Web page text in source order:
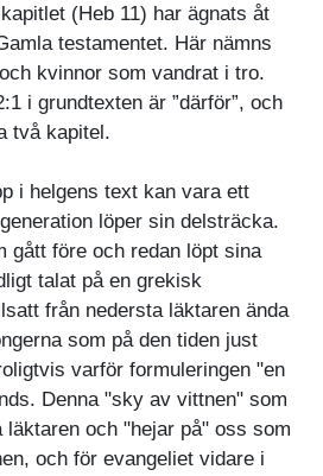
(Heb 11) har ägnats åt
testamentet. Här nämns
kvinnor som vandrat i tro.
i grundtexten är ”därför”, och
två kapitel.
i helgens text kan vara ett
löper sin delsträcka.
gått före och redan löpt sina
talat på en grekisk
från nedersta läktaren ända
som på den tiden just
varför formuleringen "en
Denna "sky av vittnen" som
läktaren och "hejar på" oss som
och för evangeliet vidare i